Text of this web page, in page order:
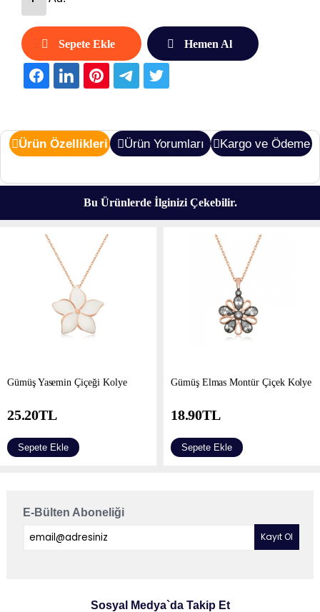
Sepete Ekle Hemen Al
Ürün Özellikleri Ürün Yorumları Kargo ve Ödeme
Bu Ürünlerde İlginizi Çekebilir.
Gümüş Yasemin Çiçeği Kolye
25.20TL
Sepete Ekle
Gümüş Elmas Montür Çiçek Kolye
18.90TL
Sepete Ekle
E-Bülten Aboneliği
Sosyal Medya`da Takip Et